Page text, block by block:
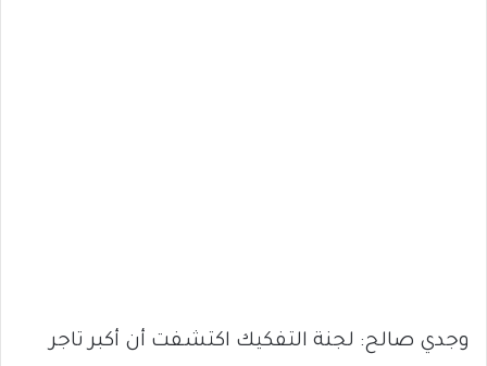
وجدي صالح: لجنة التفكيك اكتشفت أن أكبر تاجر